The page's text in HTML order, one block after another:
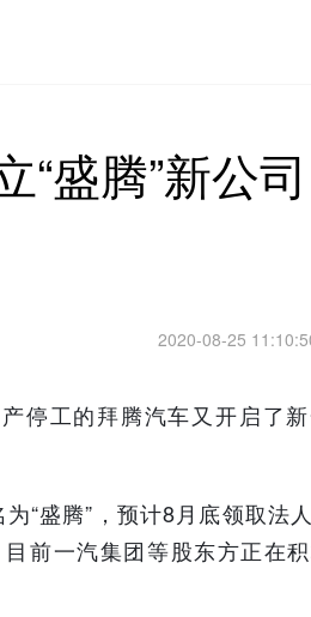
“盛腾”新公
2020-08-25
停工的拜腾汽车又开启了
“盛腾”，预计8月底领取法
前一汽集团等股东方正在